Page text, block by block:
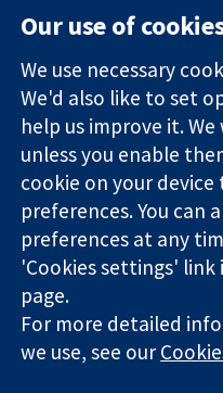
Trusted
evidence.
Informed
decisions.
Better health.
W1G
영국
The Cochrane Collaboration
company limited by
England & Wales. VAT
Copyright © 2026 The
Our use of
We use necessary
We'd also like to set
help us improve it.
unless you enable
cookie on your
preferences. You can
preferences at any
'Cookies settings'
page.
For more detailed
we use, see our